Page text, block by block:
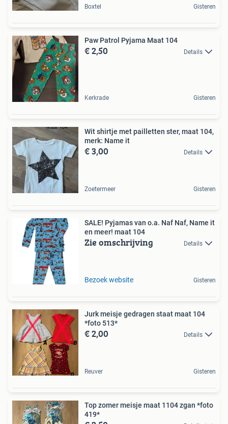
Boxtel Gisteren
Paw Patrol Pyjama Maat 104
€ 2,50 Details
Kerkrade Gisteren
Wit shirtje met pailletten ster, maat 104,
merk: Name it
€ 3,00 Details
Zoetermeer Gisteren
SALE! Pyjamas van o.a. Naf Naf, Name it
en meer! maat 104
Zie omschrijving Details
Bezoek website Gisteren
Jurk meisje gedragen staat maat 104
*foto 513*
€ 2,00 Details
Reuver Gisteren
Top zomer meisje maat 1104 zgan *foto
419*